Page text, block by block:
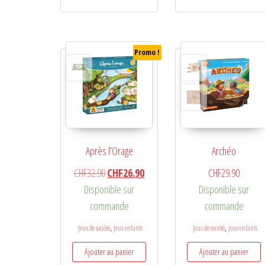
Promo !
Après l’Orage
CHF32.90Le prix initial était : CHF32.90.
CHF26.90Le prix actuel est : CHF26.90.
Disponible sur
commande
Jeux de société, Jeux enfants
Ajouter au panier
Archéo
CHF29.90
Disponible sur
commande
Jeux de société, Jeux enfants
Ajouter au panier